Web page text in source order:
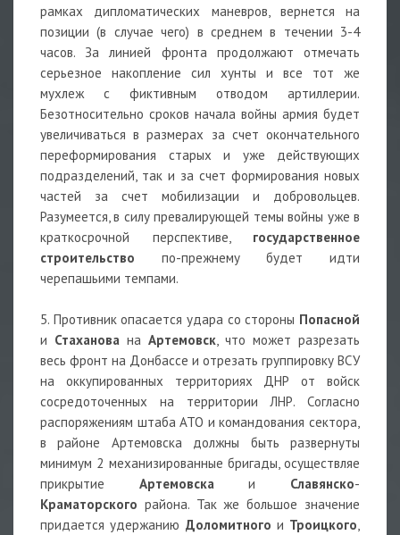
рамках дипломатических маневров, вернется на
позиции (в случае чего) в среднем в течении 3-4
часов. За линией фронта продолжают отмечать
серьезное накопление сил хунты и все тот же
мухлеж с фиктивным отводом артиллерии.
Безотносительно сроков начала войны армия будет
увеличиваться в размерах за счет окончательного
переформирования старых и уже действующих
подразделений, так и за счет формирования новых
частей за счет мобилизации и добровольцев.
Разумеется, в силу превалирующей темы войны уже в
краткосрочной перспективе, государственное
строительство по-прежнему будет идти
черепашьими темпами.
5. Противник опасается удара со стороны Попасной
и Стаханова на Артемовск, что может разрезать
весь фронт на Донбассе и отрезать группировку ВСУ
на оккупированных территориях ДНР от войск
сосредоточенных на территории ЛНР. Согласно
распоряжениям штаба АТО и командования сектора,
в районе Артемовска должны быть развернуты
минимум 2 механизированные бригады, осуществляе
прикрытие Артемовскаи Славянско-
Краматорского района. Так же большое значение
придается удержанию Доломитного и Троицкого,